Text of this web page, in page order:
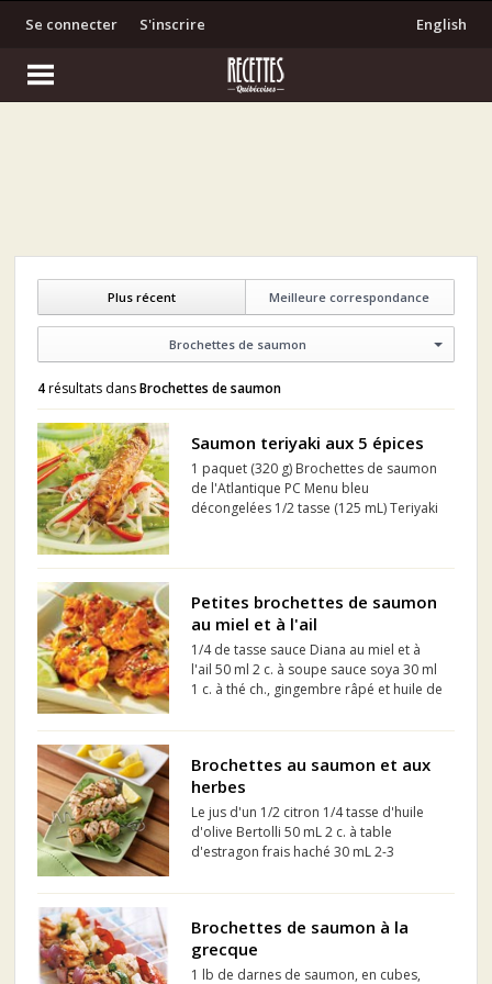
S'inscrire
Se connecter English
Meilleure correspondance
Plus récent
Brochettes de saumon
4résultats dansBrochettes de saumon
Saumon teriyaki aux 5 épices
1 paquet (320 g) Brochettes de saumon
de l'Atlantique PC Menu bleu
décongelées 1/2 tasse (125 mL) Teriyaki
Thaïes PC 1 c. à soupe (15 mL) Huile de
Petites brochettes de saumon
au miel et à l'ail
1/4 de tasse sauce Diana au miel et à
l'ail 50 ml 2 c. à soupe sauce soya 30 ml
1 c. à thé ch., gingembre râpé et huile de
peau 500 g 1/2 c. à thé graines de
Brochettes au saumon et aux
herbes
Le jus d'un 1/2 citron 1/4 tasse d'huile
d'olive Bertolli 50 mL 2 c. à table
d'estragon frais haché 30 mL 2-3
goût 1 lb de saumon, sans peau et
500 g 4 brochett...
Brochettes de saumon à la
grecque
1 lb de darnes de saumon, en cubes,